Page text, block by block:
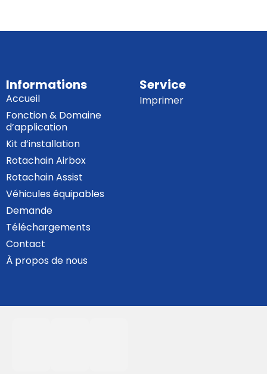
Informations
Accueil
Fonction & Domaine
d’application
Kit d’installation
Rotachain Airbox
Rotachain Assist
Véhicules équipables
Demande
Téléchargements
Contact
À propos de nous
Service
Imprimer